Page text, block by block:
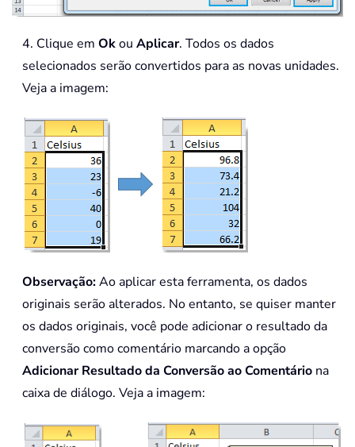
4. Clique em Okou Aplicar. Todos os dados
selecionados serão convertidos para as novas unidades.
Veja a imagem:
Observação:Ao aplicar esta ferramenta, os dados
originais serão alterados. No entanto, se quiser manter
os dados originais, você pode adicionar o resultado da
conversão como comentário marcando a opção
Adicionar Resultado da Conversão ao Comentário na
caixa de diálogo. Veja a imagem: